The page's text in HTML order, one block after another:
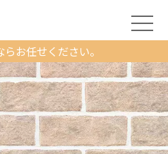
お任せください。